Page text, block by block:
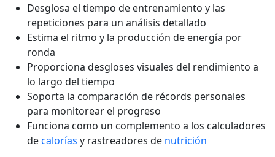
Desglosa el tiempo de entrenamiento y las
repeticiones para un análisis detallado
Estima el ritmo y la producción de energía por
ronda
Proporciona desgloses visuales del rendimiento a
lo largo del tiempo
Soporta la comparación de récords personales
para monitorear el progreso
Funciona como un complemento a los calculadores
decalorías y rastreadores de nutrición